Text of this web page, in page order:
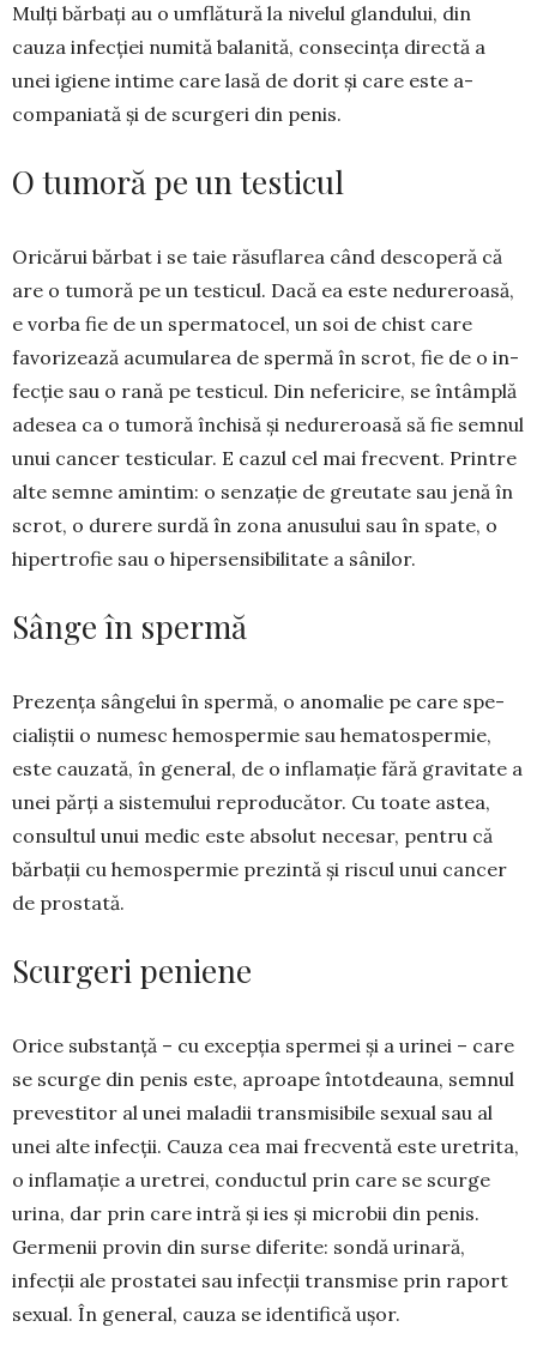
Mulți bărbați au o umflătură la nive­lul glandului, din
cauza infecției nu­­mită bala­nită, consec­in­ța di­rectă a
unei igie­ne intime care lasă de do­rit și care este a­
companiată și de scur­geri din penis.
O tumoră pe un testicul
Oricărui bărbat i se taie răsuflarea când descoperă că
are o tumoră pe un tes­ti­cul. Dacă ea este ne­du­reroasă,
e vorba fie de un sperma­to­cel, un soi de chist care
favorizează a­cu­­mularea de sper­mă în scrot, fie de o in­
fec­ție sau o rană pe tes­ticul. Din nefe­ri­ci­re, se întâmplă
ade­sea ca o tu­moră în­­­chisă și nedure­roa­să să fie semnul
unui cancer testicular. E cazul cel mai frec­vent. Printre
alte sem­ne amintim: o senzație de greutate sau jenă în
scrot, o durere surdă în zona anusului sau în spate, o
hipertrofie sau o hiper­sensibilitate a sâ­nilor.
Sânge în spermă
Prezența sângelui în spermă, o anomalie pe care spe­­
cialiștii o nu­mesc hemospermie sau he­matosper­mie,
este cauzată, în gene­ral, de o in­flamație fără gravitate a
unei părți a sis­temului reproducător. Cu toate astea,
consultul unui medic este absolut necesar, pentru că
bărbații cu hemospermie prezintă și riscul unui cancer
de prostată.
Scurgeri peniene
Orice substanță – cu excepția spermei și a urinei – care
se scurge din penis este, aproape întot­dea­una, semnul
prevestitor al unei maladii transmi­sibile sexual sau al
unei alte infecții. Cauza cea mai frec­ventă este uretrita,
o inflamație a uretrei, con­ductul prin care se scurge
urina, dar prin care intră și ies și microbii din penis.
Germenii provin din surse diferite: sondă uri­nară,
infecții ale prostatei sau infecții transmise prin ra­port
sexual. În general, cauza se identifică ușor.